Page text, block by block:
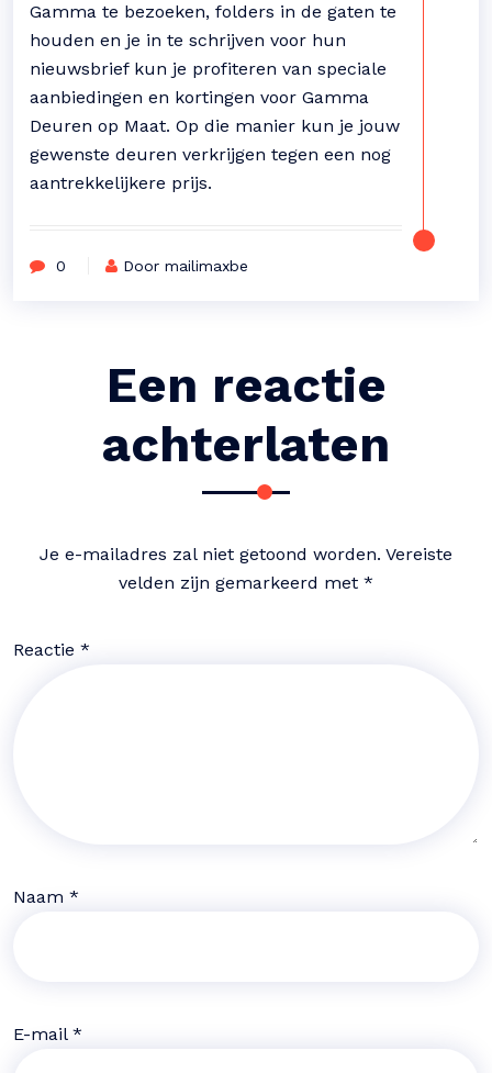
Gamma te bezoeken, folders in de gaten te
houden en je in te schrijven voor hun
nieuwsbrief kun je profiteren van speciale
aanbiedingen en kortingen voor Gamma
Deuren op Maat. Op die manier kun je jouw
gewenste deuren verkrijgen tegen een nog
aantrekkelijkere prijs.
0 Door mailimaxbe
Een reactie
achterlaten
Je e-mailadres zal niet getoond worden. Vereiste
velden zijn gemarkeerd met *
Reactie *
Naam *
E-mail *